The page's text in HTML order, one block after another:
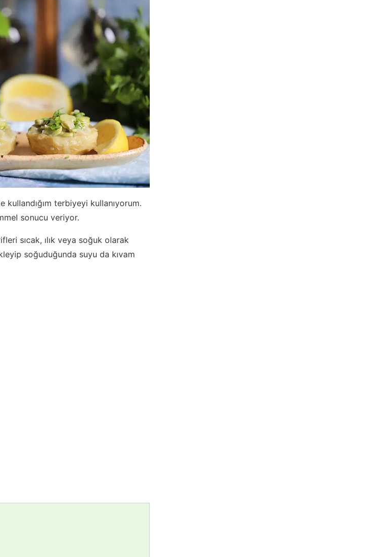
kullandığım terbiyeyi kullanıyorum.
sonucu veriyor.
sıcak, ılık veya soğuk olarak
soğuduğunda suyu da kıvam